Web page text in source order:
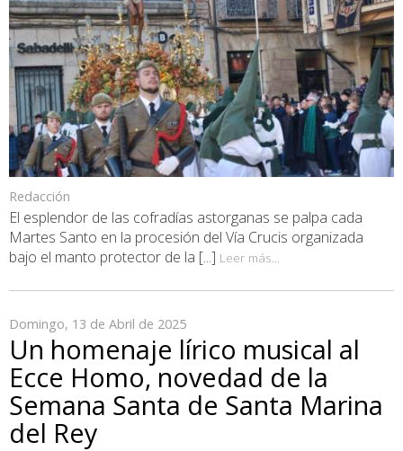
Redacción
El esplendor de las cofradías astorganas se palpa cada
Martes Santo en la procesión del Vía Crucis organizada
bajo el manto protector de la [...] Leer más...
Domingo, 13 de Abril de 2025
Un homenaje lírico musical al
Ecce Homo, novedad de la
Semana Santa de Santa Marina
del Rey